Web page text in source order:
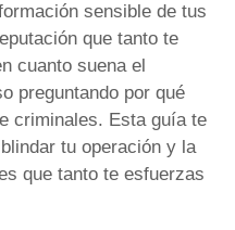
sensible de tus
que tanto te
cuanto suena el
preguntando por qué
criminales. Esta guía te
tu operación y la
que tanto te esfuerzas